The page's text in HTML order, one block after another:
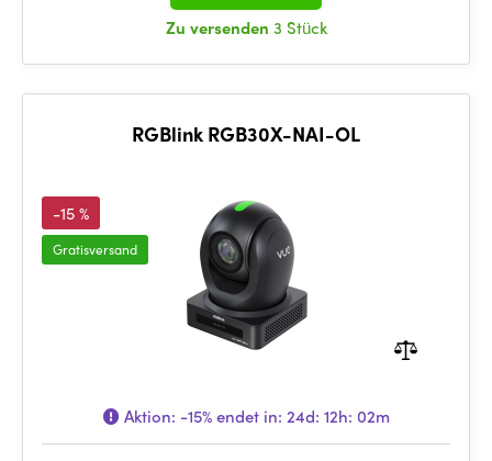
Zu versenden 3 Stück
RGBlink RGB30X-NAI-OL
-15 %
Gratisversand
Aktion: -15%endet in: 24d: 12h: 02m